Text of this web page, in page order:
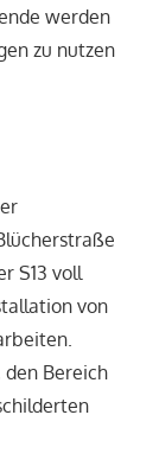
werden
zu nutzen
S13 voll
von
Bereich